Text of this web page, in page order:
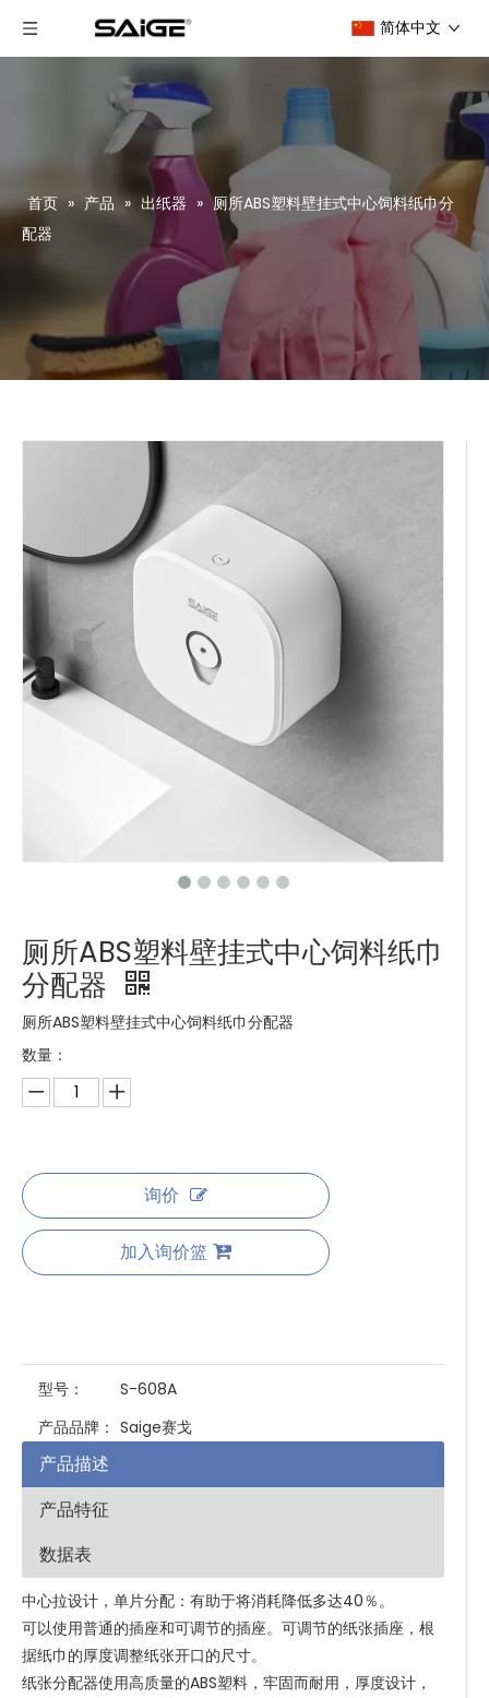
简体中文
首页 » 产品 » 出纸器 » 厕所ABS塑料壁挂式中心饲料纸巾分
配器
厕所ABS塑料壁挂式中心饲料纸巾
分配器
厕所ABS塑料壁挂式中心饲料纸巾分配器
数量：
询价
加入询价篮
型号：
S-608A
产品品牌： Saige赛戈
产品描述
产品特征
数据表
中心拉设计，单片分配：有助于将消耗降低多达40％。
可以使用普通的插座和可调节的插座。可调节的纸张插座，根
据纸巾的厚度调整纸张开口的尺寸。
纸张分配器使用高质量的ABS塑料，牢固而耐用，厚度设计，